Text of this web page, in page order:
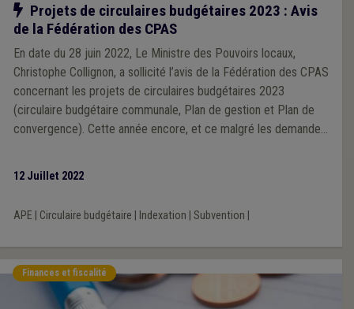
Notre action
Projets de circulaires budgétaires 2023 : Avis
de la Fédération des CPAS
En date du 28 juin 2022, Le Ministre des Pouvoirs locaux,
Christophe Collignon, a sollicité l’avis de la Fédération des CPAS
concernant les projets de circulaires budgétaires 2023
(circulaire budgétaire communale, Plan de gestion et Plan de
convergence). Cette année encore, et ce malgré les demandes
12 Juillet 2022
APE Circulaire budgétaire Indexation Subvention
Finances et fiscalité